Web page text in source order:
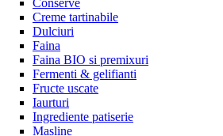
Conserve
Creme tartinabile
Dulciuri
Faina
Faina BIO si premixuri
Fermenti & gelifianti
Fructe uscate
Iaurturi
Ingrediente patiserie
Masline